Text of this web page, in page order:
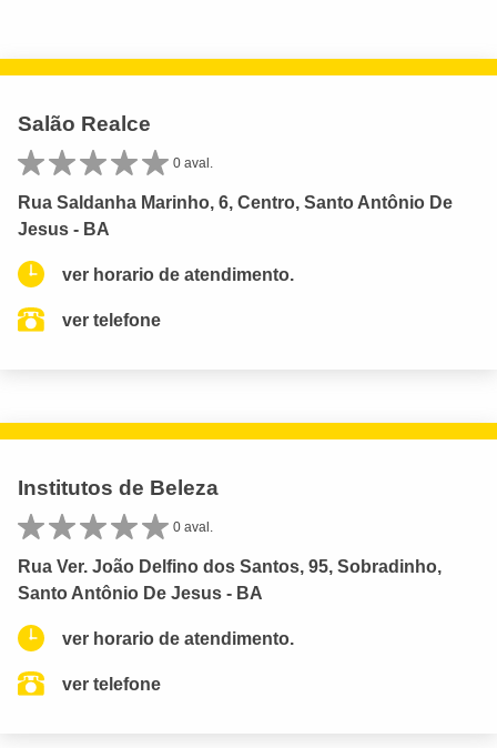
Salão Realce
0 aval.
Rua Saldanha Marinho, 6, Centro, Santo Antônio De
Jesus - BA
ver horario de atendimento.
ver telefone
Institutos de Beleza
0 aval.
Rua Ver. João Delfino dos Santos, 95, Sobradinho,
Santo Antônio De Jesus - BA
ver horario de atendimento.
ver telefone